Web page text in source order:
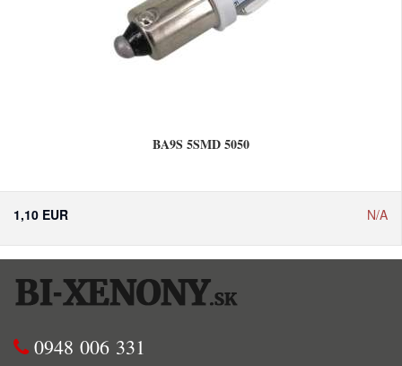
BA9S 5SMD 5050
N/A
1,10 EUR
0948 006 331